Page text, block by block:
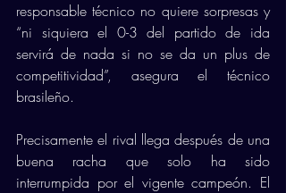
responsable técnico no quiere sorpresas y
“ni siquiera el 0-3 del partido de ida
servirá de nada si no se da un plus de
competitividad”, asegura el técnico
brasileño.
Precisamente el rival llega después de una
buena racha que solo ha sido
interrumpida por el vigente campeón. El